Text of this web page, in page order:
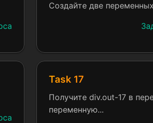
Создайте две
Task 17
Получите div.out-17 в
переменную...